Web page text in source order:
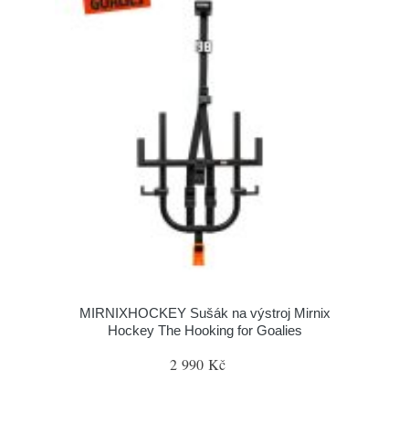
MIRNIXHOCKEY Sušák na výstroj Mirnix
Hockey The Hooking for Goalies
2 990 Kč